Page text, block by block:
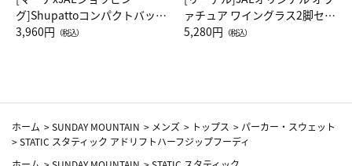
グ]Shupattoコンパクトバッグ
Drop JAL客室乗務員（LC）ス
3,960円 （税込）
ァチュア ワイングラス2脚セッ
ト（レッドワイン）
5,280円 （税込）
ホーム >SUNDAY MOUNTAIN > メンズ > トップス > パーカー・スウェット
>STATIC スタティック アドリフトハーフジップフーディ